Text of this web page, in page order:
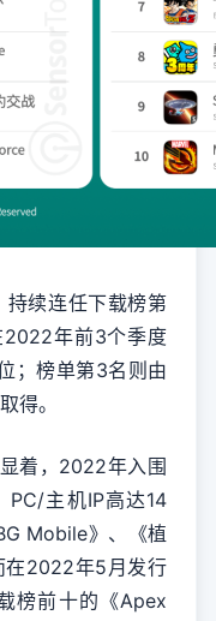
续连任下载榜第
2022年前3个季度
；榜单第3名则由
得。
着，2022年入围
PC/主机IP高达14
Mobile》、《植
在2022年5月发行
榜前十的《Apex